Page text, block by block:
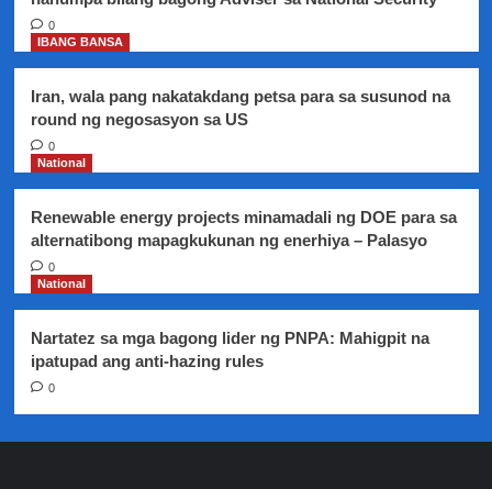
0
IBANG BANSA
Iran, wala pang nakatakdang petsa para sa susunod na
round ng negosasyon sa US
0
National
Renewable energy projects minamadali ng DOE para sa
alternatibong mapagkukunan ng enerhiya – Palasyo
0
National
Nartatez sa mga bagong lider ng PNPA: Mahigpit na
ipatupad ang anti-hazing rules
0